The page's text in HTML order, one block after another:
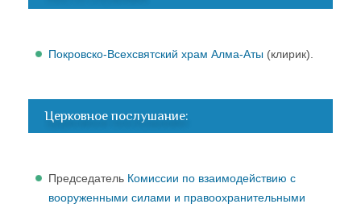
Покровско-Всехсвятский храм Алма-Аты (клирик).
Церковное послушание:
Председатель Комиссии по взаимодействию с
вооруженными силами и правоохранительными